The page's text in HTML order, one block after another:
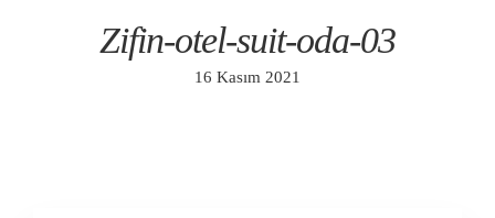
Zifin-otel-suit-oda-03
16 Kasım 2021